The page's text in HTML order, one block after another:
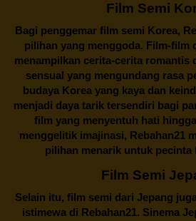
Film Semi
Bagi penggemar film semi Korea,
pilihan yang menggoda. Film-film
menampilkan cerita-cerita romantis
sensual yang mengundang rasa
budaya Korea yang kaya dan
menjadi daya tarik tersendiri bagi
film yang menyentuh hati
menggelitik imajinasi, Rebahan21
pilihan menarik untuk pecinta
Film Semi
Selain itu, film semi dari Jepang
istimewa di Rebahan21. Sinema